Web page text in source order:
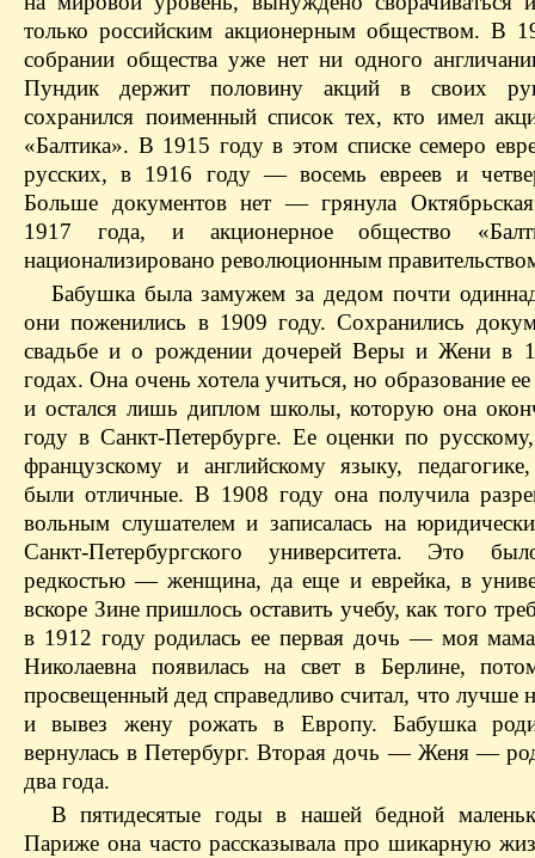
только российским акционерным обществом. В
собрании общества уже нет ни одного
Пундик держит половину акций в своих
сохранился поименный список тех, кто имел
«Балтика». В 1915 году в этом списке семеро
русских, в 1916 году — восемь евреев и
Больше документов нет — грянула
1917 года, и акционерное общество
национализировано революционным
Бабушка была замужем за дедом почти
они поженились в 1909 году. Сохранились
свадьбе и о рождении дочерей Веры и Жени в
годах. Она очень хотела учиться, но образование
и остался лишь диплом школы, которую она
году в Санкт-Петербурге. Ее оценки по
французскому и английскому языку, педагогике,
были отличные. В 1908 году она получила
вольным слушателем и записалась на
Санкт-Петербургского университета. Это
редкостью — женщина, да еще и еврейка, в
вскоре Зине пришлось оставить учебу, как того
в 1912 году родилась ее первая дочь — моя
Николаевна появилась на свет в Берлине,
просвещенный дед справедливо считал, что лучше
и вывез жену рожать в Европу. Бабушка
вернулась в Петербург. Вторая дочь — Женя —
два года.
В пятидесятые годы в нашей бедной
Париже она часто рассказывала про шикарную